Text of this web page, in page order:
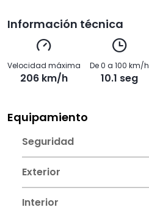
Información técnica
Velocidad máxima
206 km/h
De 0 a 100 km/h
10.1 seg
Equipamiento
Seguridad
Exterior
Interior